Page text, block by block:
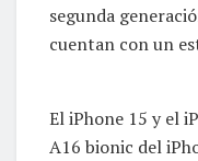
segunda
cuentan con un
El iPhone 15 y el
A16 bionic del